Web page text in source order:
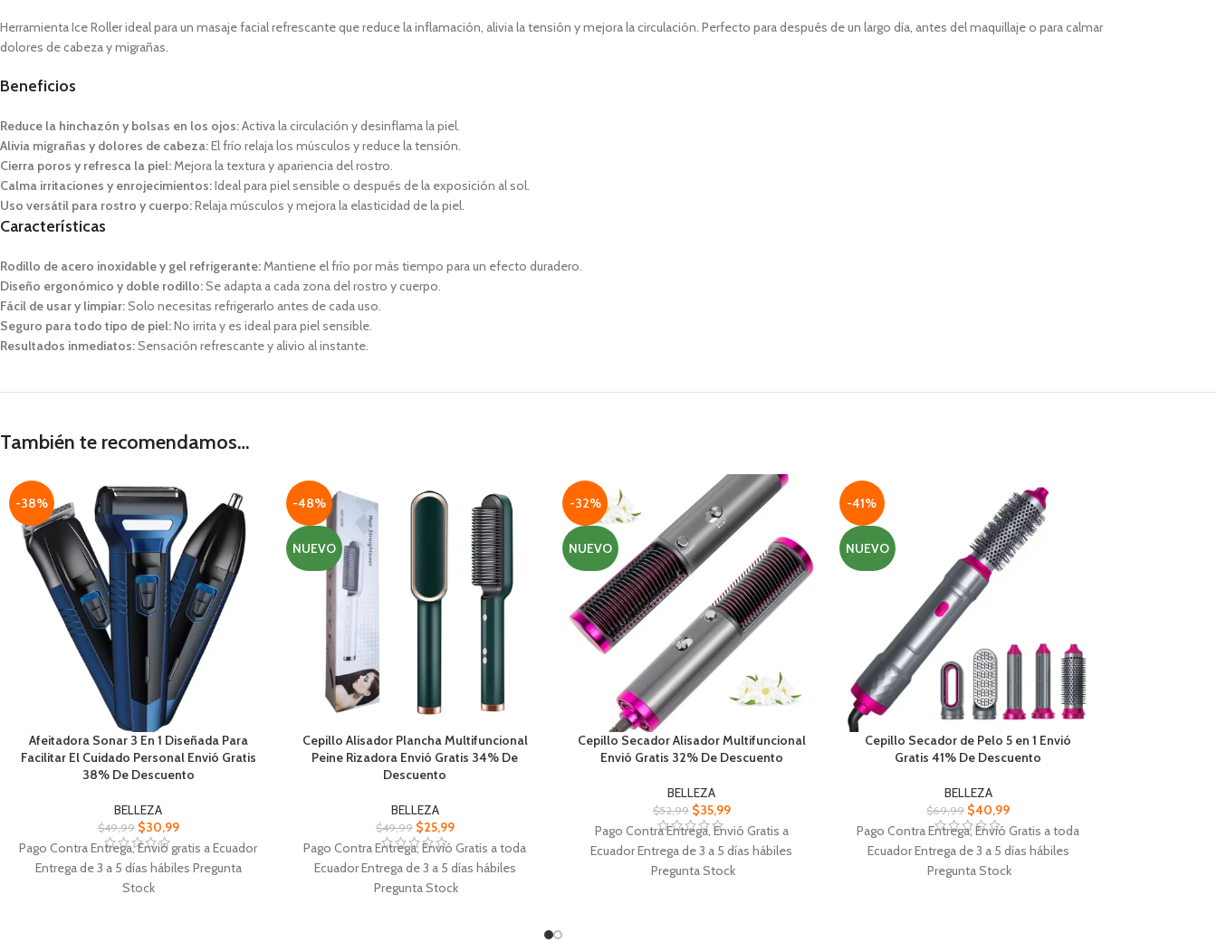
Herramienta Ice Roller ideal para un masaje facial refrescante que reduce la inflamación, alivia la tensión y mejora la circulación. Perfecto para después de un largo día, antes del maquillaje o para calmar
dolores de cabeza y migrañas.
Beneficios
Reduce la hinchazón y bolsas en los ojos:Activa la circulación y desinflama la piel.
Alivia migrañas y dolores de cabeza:El frío relaja los músculos y reduce la tensión.
Cierra poros y refresca la piel: Mejora la textura y apariencia del rostro.
Calma irritaciones y enrojecimientos:Ideal para piel sensible o después de la exposición al sol.
Uso versátil para rostro y cuerpo:Relaja músculos y mejora la elasticidad de la piel.
Características
Rodillo de acero inoxidable y gel refrigerante: Mantiene el frío por más tiempo para un efecto duradero.
Diseño ergonómico y doble rodillo:Se adapta a cada zona del rostro y cuerpo.
Fácil de usar y limpiar:Solo necesitas refrigerarlo antes de cada uso.
Seguro para todo tipo de piel:No irrita y es ideal para piel sensible.
Resultados inmediatos:Sensación refrescante y alivio al instante.
También te recomendamos…
-38%
Afeitadora Sonar 3 En 1 Diseñada Para
Facilitar El Cuidado Personal Envió Gratis
38% De Descuento
BELLEZA
$49,99 $30,99
Pago Contra Entrega, Envió gratis a Ecuador
Entrega de 3 a 5 días hábiles Pregunta
Stock
-48%
NUEVO
Cepillo Alisador Plancha Multifuncional
Peine Rizadora Envió Gratis 34% De
Descuento
BELLEZA
$49,99 $25,99
Pago Contra Entrega, Envió Gratis a toda
Ecuador Entrega de 3 a 5 días hábiles
Pregunta Stock
-32%
NUEVO
Cepillo Secador Alisador Multifuncional
Envió Gratis 32% De Descuento
BELLEZA
$52,99 $35,99
Pago Contra Entrega, Envió Gratis a
Ecuador Entrega de 3 a 5 días hábiles
Pregunta Stock
-41%
NUEVO
Cepillo Secador de Pelo 5 en 1 Envió
Gratis 41% De Descuento
BELLEZA
$69,99 $40,99
Pago Contra Entrega, Envió Gratis a toda
Ecuador Entrega de 3 a 5 días hábiles
Pregunta Stock